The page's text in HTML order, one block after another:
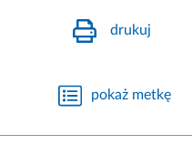
drukuj
pokaż metkę